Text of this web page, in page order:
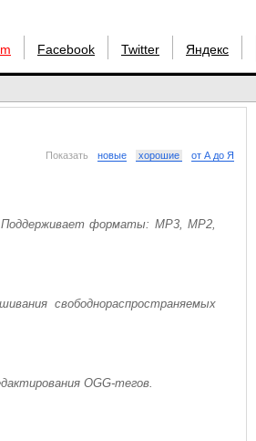
Facebook Twitter Яндекс
Показать новые хорошие от А до Я
Поддерживает форматы: MP3, MP2,
свободнораспространяемых
OGG-тегов.